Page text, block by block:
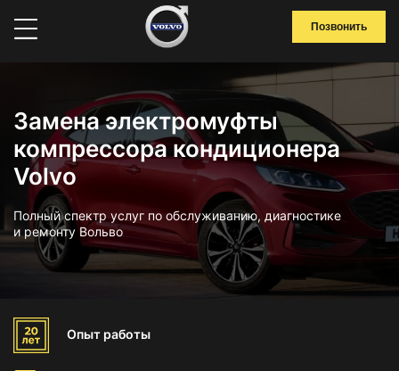
Позвонить
Замена электромуфты
компрессора кондиционера
Volvo
Полный спектр услуг по обслуживанию, диагностике
и ремонту Вольво
Опыт работы